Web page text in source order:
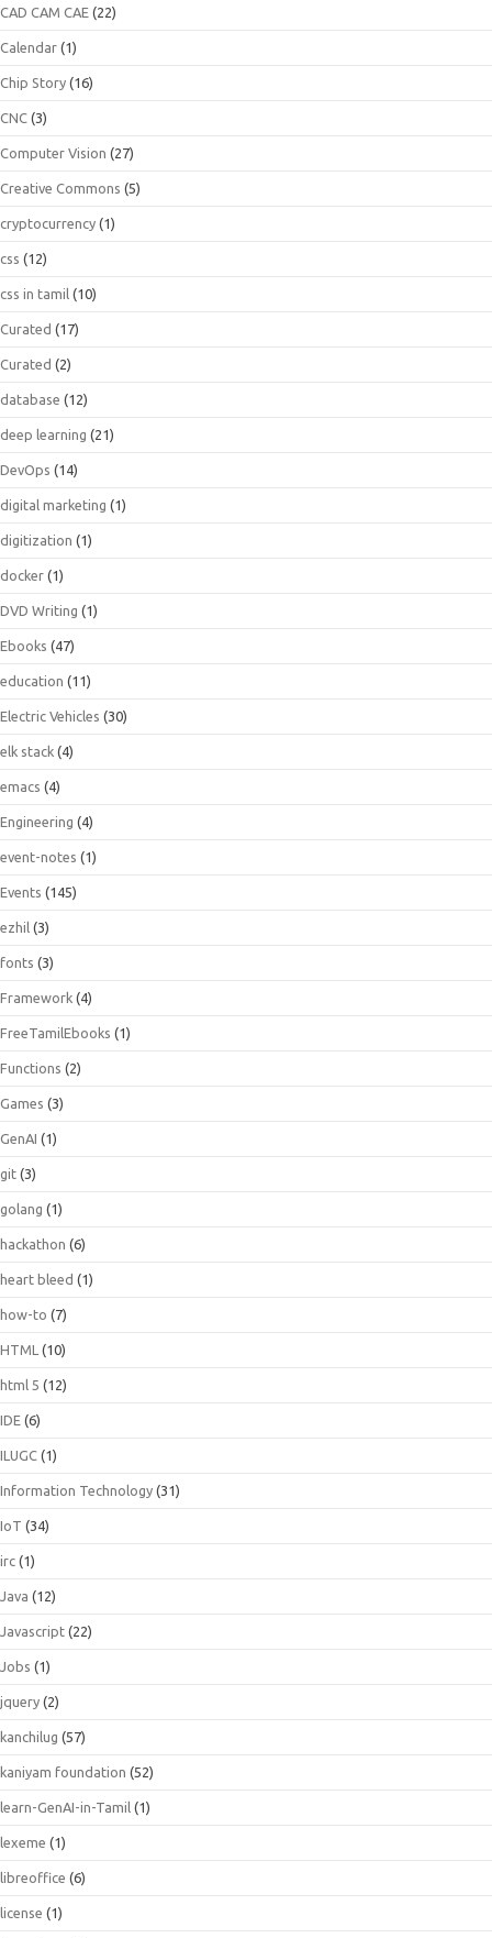
CAD CAM CAE (22)
Calendar (1)
Chip Story (16)
CNC (3)
Computer Vision (27)
Creative Commons (5)
cryptocurrency (1)
css (12)
css in tamil (10)
Curated (17)
Curated (2)
database (12)
deep learning (21)
DevOps (14)
digital marketing (1)
digitization (1)
docker (1)
DVD Writing (1)
Ebooks (47)
education (11)
Electric Vehicles (30)
elk stack (4)
emacs (4)
Engineering (4)
event-notes (1)
Events (145)
ezhil (3)
fonts (3)
Framework (4)
FreeTamilEbooks (1)
Functions (2)
Games (3)
GenAI (1)
git (3)
golang (1)
hackathon (6)
heart bleed (1)
how-to (7)
HTML (10)
html 5 (12)
IDE (6)
ILUGC (1)
Information Technology (31)
IoT (34)
irc (1)
Java (12)
Javascript (22)
Jobs (1)
jquery (2)
kanchilug (57)
kaniyam foundation (52)
learn-GenAI-in-Tamil (1)
lexeme (1)
libreoffice (6)
license (1)